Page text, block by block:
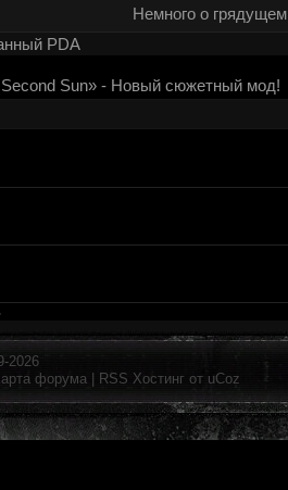
Немного о грядущем
PDA
Sun» - Новый сюжетный мод!
2026
форума | RSS Хостинг от uCoz